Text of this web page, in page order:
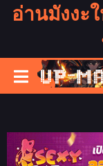
อ่านมังงะ